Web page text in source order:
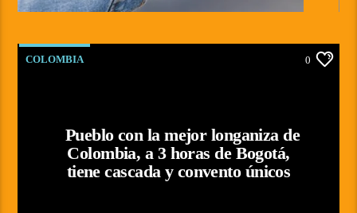
COLOMBIA 0
Pueblo con la mejor longaniza de
Colombia, a 3 horas de Bogotá,
tiene cascada y convento únicos